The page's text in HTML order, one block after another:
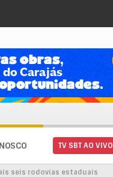
TV SBT AO VIVO
seis rodovias estaduais